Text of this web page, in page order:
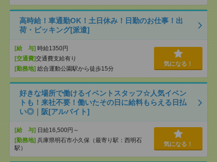
高時給！車通勤OK！土日休み！日勤のお仕事！出
荷・ピッキング[派遣]
[給 与] 時給1350円
[交通費]交通費支給有り
[勤務地] 総合運動公園駅から徒歩15分
気になる！
好きな場所で働けるイベントスタッフ☆人気イベン
トも！来社不要！働いたその日に給料もらえる日払
い◎｜阪[アルバイト]
[給 与] 日給16,500円～
[勤務地] 兵庫県明石市小久保（最寄り駅：西明石
駅）
気になる！